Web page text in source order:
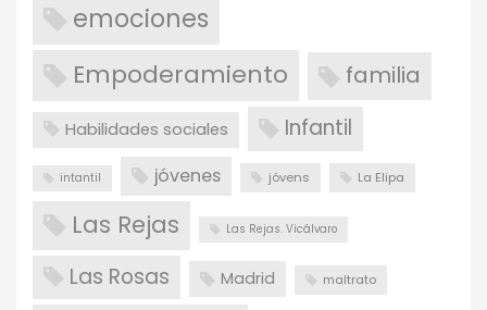
emociones
Empoderamiento
familia
Habilidades sociales Infantil
intantil jóvenes jóvens La Elipa
Las Rejas Las Rejas. Vicálvaro
Las Rosas Madrid maltrato